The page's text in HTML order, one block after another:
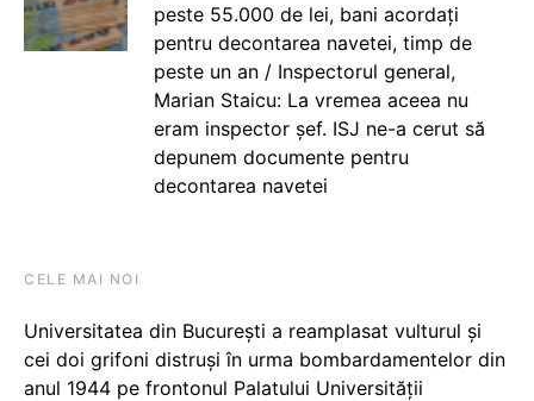
peste 55.000 de lei, bani acordați
pentru decontarea navetei, timp de
peste un an / Inspectorul general,
Marian Staicu: La vremea aceea nu
eram inspector șef. ISJ ne-a cerut să
depunem documente pentru
decontarea navetei
CELE MAI NOI
Universitatea din București a reamplasat vulturul și
cei doi grifoni distruși în urma bombardamentelor din
anul 1944 pe frontonul Palatului Universității